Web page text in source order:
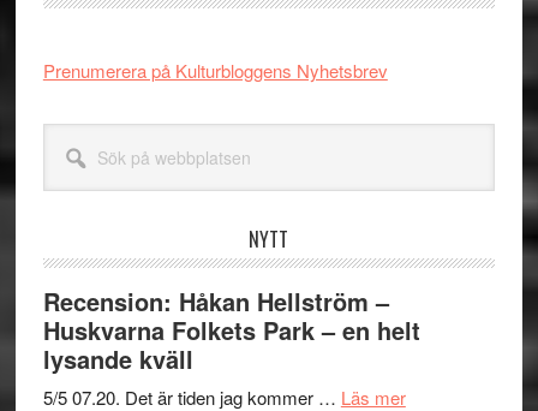
Prenumerera på Kulturbloggens Nyhetsbrev
webbplatsen
NYTT
Recension: Håkan Hellström –
Huskvarna Folkets Park – en helt
lysande kväll
5/5 07.20. Det är tiden jag kommer … Läs merom